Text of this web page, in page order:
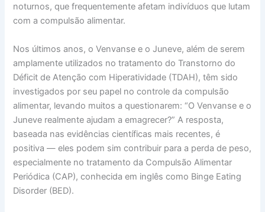
noturnos, que frequentemente afetam indivíduos que lutam
com a compulsão alimentar.
Nos últimos anos, o Venvanse e o Juneve, além de serem
amplamente utilizados no tratamento do Transtorno do
Déficit de Atenção com Hiperatividade (TDAH), têm sido
investigados por seu papel no controle da compulsão
alimentar, levando muitos a questionarem: “O Venvanse e o
Juneve realmente ajudam a emagrecer?” A resposta,
baseada nas evidências científicas mais recentes, é
positiva — eles podem sim contribuir para a perda de peso,
especialmente no tratamento da Compulsão Alimentar
Periódica (CAP), conhecida em inglês como Binge Eating
Disorder (BED).